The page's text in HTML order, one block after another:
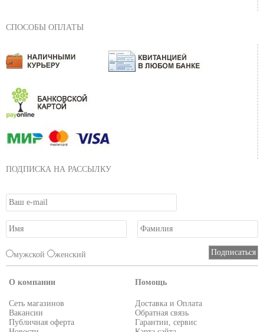
СПОСОБЫ ОПЛАТЫ
ПОДПИСКА НА РАССЫЛКУ
мужской женский
О компании
Сеть магазинов
Вакансии
Публичная оферта
Помощь
Доставка и Оплата
Обратная связь
Гарантии, сервис